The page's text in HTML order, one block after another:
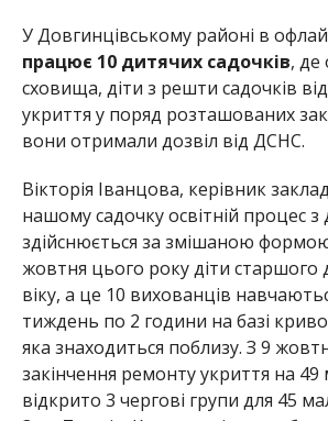
У Довгинцівському районі в
працює 10 дитячих садочків, де
сховища, діти з решти садочків
укриття у поряд розташованих
вони отримали дозвіл від ДСНС.
Вікторія Іванцова, керівник
нашому садочку освітній процес з
здійснюється за змішаною
жовтня цього року діти старшого
віку, а це 10 вихованців
тиждень по 2 години на базі
яка знаходиться поблизу. З 9
закінчення ремонту укриття на 49
відкрито 3 чергові групи для 45